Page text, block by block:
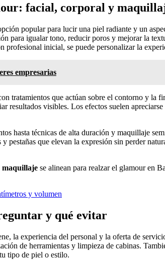
facial, corporal y
popular para lucir una piel radiante y un
igualar tono, reducir poros y mejorar la
inicial, se puede personalizar la
empresarias
tratamientos que actúan sobre el contorno y la
resultados visibles. Los efectos suelen
hasta técnicas de alta duración y maquillaje
pestañas que elevan la expresión sin perder
maquillaje se alinean para realzar el glamour en
y volumen
y qué evitar
la experiencia del personal y la oferta de
de herramientas y limpieza de cabinas.
tipo de piel o estilo.